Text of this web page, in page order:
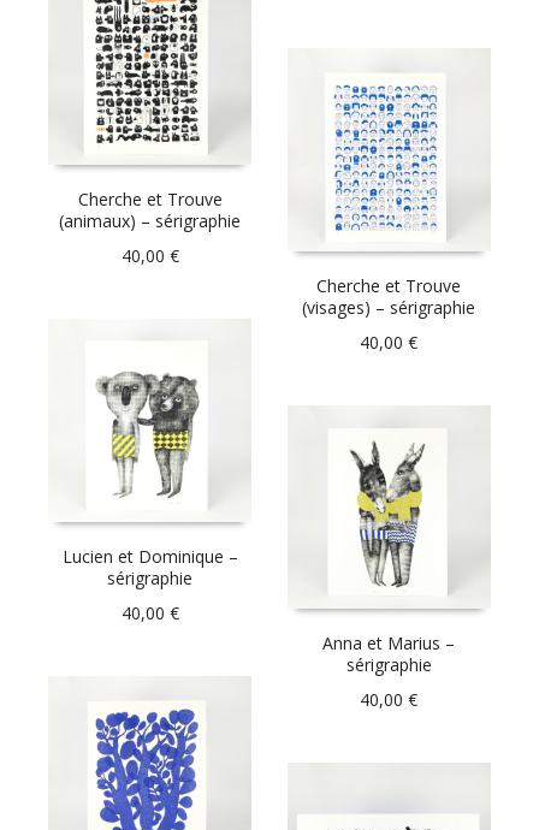
Cherche et Trouve
(animaux) – sérigraphie
40,00 €
Cherche et Trouve
(visages) – sérigraphie
40,00€
Lucien et Dominique –
sérigraphie
40,00 €
Anna et Marius –
sérigraphie
40,00€